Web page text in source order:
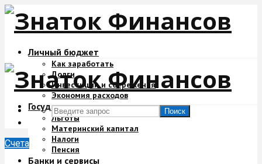
Личный бюджет
Как заработать
Долги
Инвестиции и сбережения
Экономия расходов
Государство и деньги
Льготы
Материнский капитал
Налоги
Пенсия
Банки и сервисы
Поиск
Счета